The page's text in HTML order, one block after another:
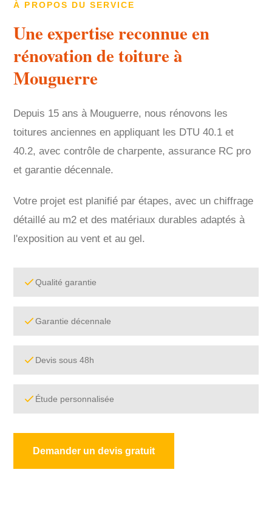
À PROPOS DU SERVICE
Une expertise reconnue en
rénovation de toiture à
Mouguerre
Depuis 15 ans à Mouguerre, nous rénovons les
toitures anciennes en appliquant les DTU 40.1 et
40.2, avec contrôle de charpente, assurance RC pro
et garantie décennale.
Votre projet est planifié par étapes, avec un chiffrage
détaillé au m2 et des matériaux durables adaptés à
l'exposition au vent et au gel.
Qualité garantie
Garantie décennale
Devis sous 48h
Étude personnalisée
Demander un devis gratuit